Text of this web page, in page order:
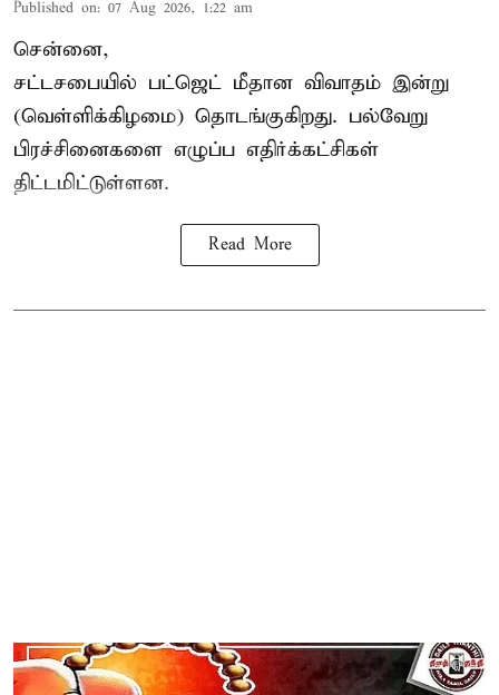
Published on: 07 Aug 2026, 1:22 am
சென்னை,
சட்டசபையில் பட்ஜெட் மீதான விவாதம் இன்று
(வெள்ளிக்கிழமை) தொடங்குகிறது. பல்வேறு
பிரச்சினைகளை எழுப்ப எதிர்க்கட்சிகள்
திட்டமிட்டுள்ளன.
Read More